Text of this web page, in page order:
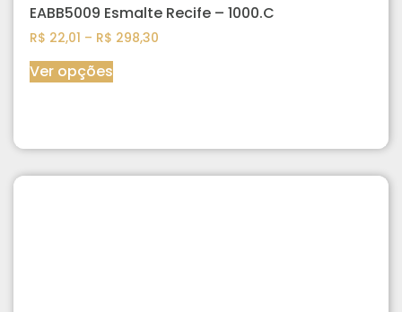
EABB5009 Esmalte Recife – 1000.C
R$ 22,01 – R$ 298,30
Ver opções